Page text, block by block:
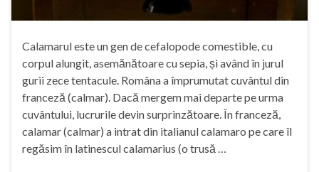
Calamarul este un gen de cefalopode comestible, cu
corpul alungit, asemănătoare cu sepia, și având în jurul
gurii zece tentacule. Româna a împrumutat cuvântul din
franceză (calmar). Dacă mergem mai departe pe urma
cuvântului, lucrurile devin surprinzătoare. În franceză,
calamar (calmar) a intrat din italianul calamaro pe care îl
regăsim în latinescul calamarius (o trusă …